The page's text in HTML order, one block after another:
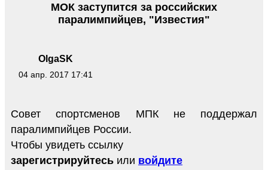
OlgaSK
04 апр. 2017 17:41
МОК заступится за российских
паралимпийцев, "Известия"
Совет спортсменов МПК не поддержал
паралимпийцев России.
Чтобы увидеть ссылку
зарегистрируйтесь или войдите